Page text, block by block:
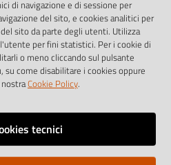
riutilizzabili solo alle condizioni
2003/98/CE e dal d.lgs.
di navigazione e di sessione per
del sito, e cookies analitici per
sito da parte degli utenti. Utilizza
per fini statistici. Per i cookie di
o meno cliccando sul pulsante
su come disabilitare i cookies oppure
Cookie Policy.
tecnici